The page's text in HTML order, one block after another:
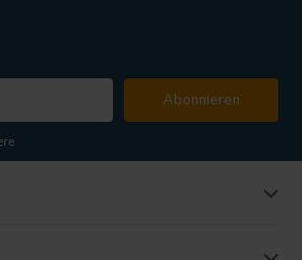
Abonnieren